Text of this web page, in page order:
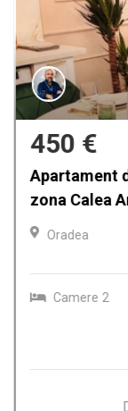
450 €
Apartament
zona Calea
Oradea
Camere 2